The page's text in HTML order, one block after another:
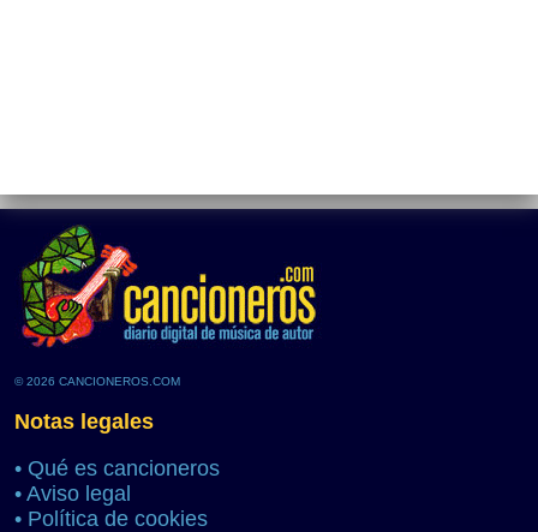
© 2026 CANCIONEROS.COM
Notas legales
• Qué es cancioneros
• Aviso legal
• Política de cookies